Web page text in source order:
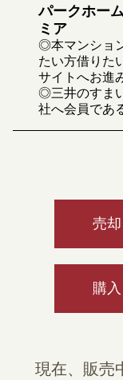
パークホー
ミア
◎本マンショ
たい方借りた
サイトへお進
◎三井のすま
社へ会員であ
売
購
現在、販売